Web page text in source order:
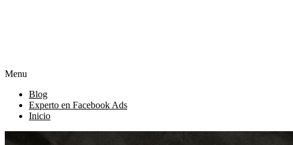
Menu
Blog
Experto en Facebook Ads
Inicio